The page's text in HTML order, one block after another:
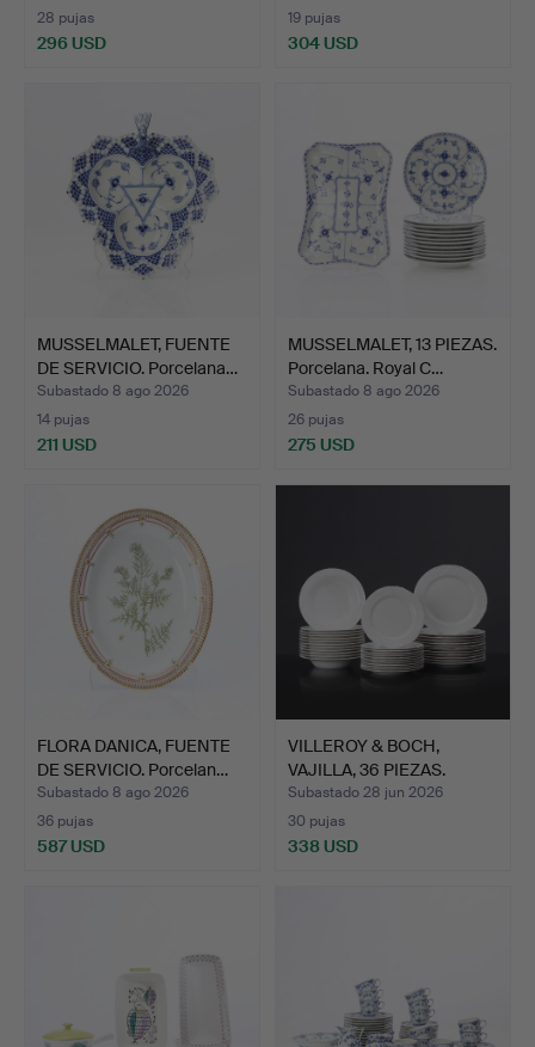
28 pujas
296 USD
19 pujas
304 USD
MUSSELMALET, FUENTE
DE SERVICIO. Porcelana…
Subastado 8 ago 2026
14 pujas
211 USD
MUSSELMALET, 13 PIEZAS.
Porcelana. Royal C…
Subastado 8 ago 2026
26 pujas
275 USD
FLORA DANICA, FUENTE
DE SERVICIO. Porcelan…
Subastado 8 ago 2026
36 pujas
587 USD
VILLEROY & BOCH,
VAJILLA, 36 PIEZAS.
Cerám…
Subastado 28 jun 2026
30 pujas
338 USD